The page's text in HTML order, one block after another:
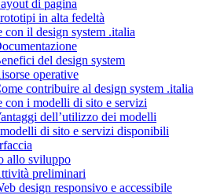
di pagina
in alta fedeltà
con il design system .italia
del design system
operative
contribuire al design system .italia
con i modelli di sito e servizi
dell’utilizzo dei modelli
di sito e servizi disponibili
allo sviluppo
preliminari
design responsivo e accessibile